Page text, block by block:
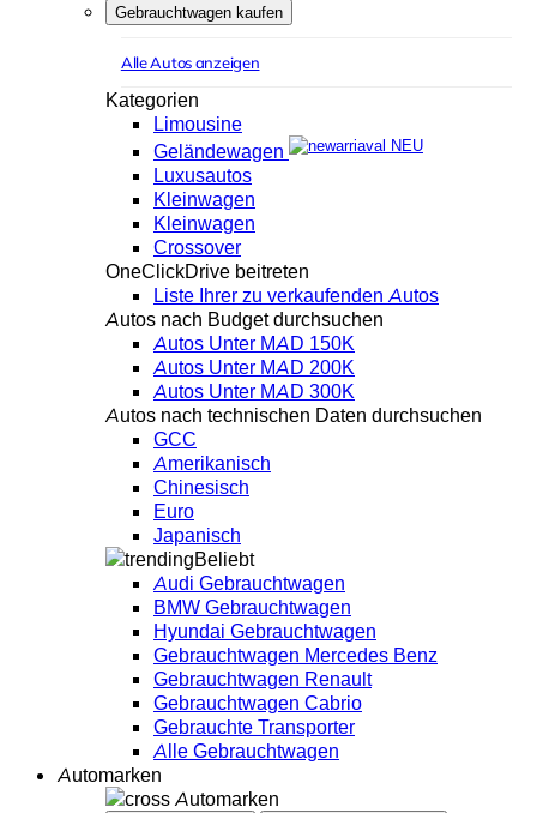
Gebrauchtwagen kaufen
Alle Autos anzeigen
Kategorien
Limousine
Geländewagen
NEU
Luxusautos
Kleinwagen
Kleinwagen
Crossover
OneClickDrive beitreten
Liste Ihrer zu verkaufenden Autos
Autos nach Budget durchsuchen
Autos Unter MAD 150K
Autos Unter MAD 200K
Autos Unter MAD 300K
Autos nach technischen Daten durchsuchen
GCC
Amerikanisch
Chinesisch
Euro
Japanisch
Beliebt
Audi Gebrauchtwagen
BMW Gebrauchtwagen
Hyundai Gebrauchtwagen
Gebrauchtwagen Mercedes Benz
Gebrauchtwagen Renault
Gebrauchtwagen Cabrio
Gebrauchte Transporter
Alle Gebrauchtwagen
Automarken
Automarken